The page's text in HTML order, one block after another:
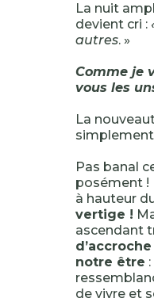
La nuit
devient cri :
autres. »
Comme je
vous les
La
Pas banal
posément !
à hauteur
vertige !
ascendant
notre être
de vivre et